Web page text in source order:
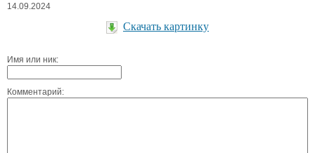
14.09.2024
Скачать картинку
Имя или ник:
Комментарий: